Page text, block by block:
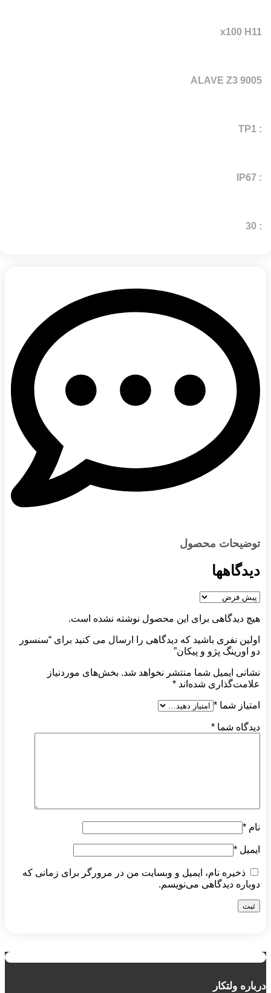
x100 H11
ALAVE Z3 9005
: TP1
: IP67
: 30
توضیحات محصول
دیدگاهها
هیچ دیدگاهی برای این محصول نوشته نشده است.
اولین نفری باشید که دیدگاهی را ارسال می کنید برای “سنسور
دو اورینگ پژو و پیکان”
نشانی ایمیل شما منتشر نخواهد شد. بخش‌های موردنیاز
علامت‌گذاری شده‌اند *
امتیاز شما *
دیدگاه شما *
نام *
ایمیل *
ذخیره نام، ایمیل و وبسایت من در مرورگر برای زمانی که
دوباره دیدگاهی می‌نویسم.
درباره ولتکار